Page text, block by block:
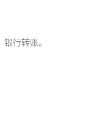
行转账。